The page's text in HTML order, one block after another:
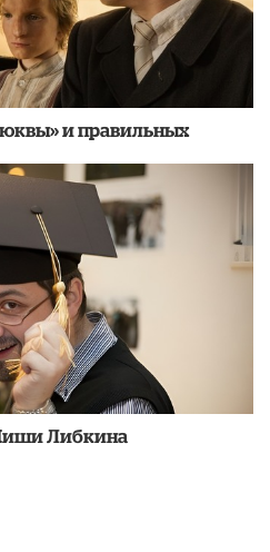
и правильных
Либкина